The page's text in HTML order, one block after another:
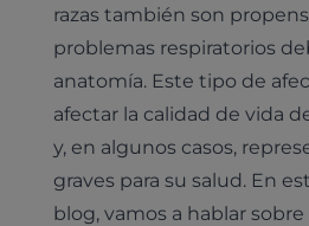
razas también son
problemas respiratorios
anatomía. Este tipo de
afectar la calidad de vida
y, en algunos casos,
graves para su salud. En
blog, vamos a hablar sobre